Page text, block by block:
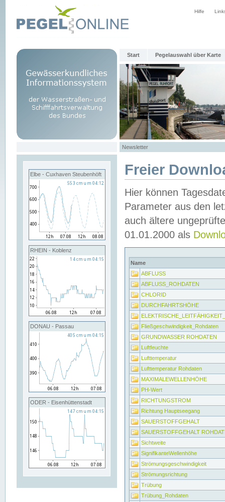
Hilfe
Start Pegelauswahl über Karte
Newsletter
Elbe - Cuxhaven Steubenhöft
RHEIN - Koblenz
DONAU - Passau
ODER - Eisenhüttenstadt
Freier
Hier können
Parameter aus den
auch ältere
01.01.2000 als
Name
ABFLUSS
ABFLUSS_ROHDATEN
CHLORID
DURCHFAHRTSHÖHE
Fließgeschwindigkeit_Rohdaten
GRUNDWASSER ROHDATEN
Luftfeuchte
Lufttemperatur
Lufttemperatur Rohdaten
MAXIMALEWELLENHÖHE
PH-Wert
RICHTUNGSTROM
Richtung Hauptseegang
SAUERSTOFFGEHALT
SAUERSTOFFGEHALT
Sichtweite
SignifikanteWellenhöhe
Strömungsgeschwindigkeit
Strömungsrichtung
Trübung
Trübung_Rohdaten